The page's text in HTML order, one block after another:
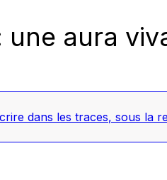
une aura
dans les traces, sous la